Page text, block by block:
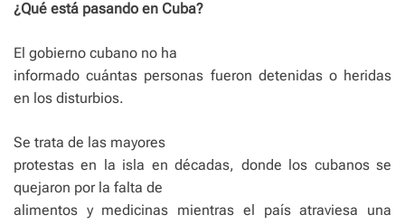
¿Qué está pasando en Cuba?
El gobierno cubano no ha
informado cuántas personas fueron detenidas o heridas
en los disturbios.
Se trata de las mayores
protestas en la isla en décadas, donde los cubanos se
quejaron por la falta de
alimentos y medicinas mientras el país atraviesa una